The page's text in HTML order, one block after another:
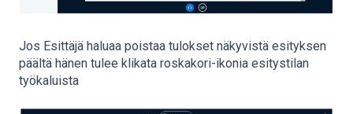
Jos Esittäjä haluaa poistaa tulokset näkyvistä esityksen
päältä hänen tulee klikata roskakori-ikonia esitystilan
työkaluista